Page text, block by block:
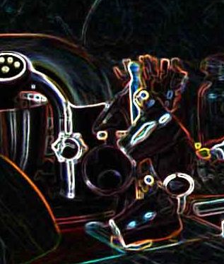
Tarte à la pralinoise et aux
noisettes
2